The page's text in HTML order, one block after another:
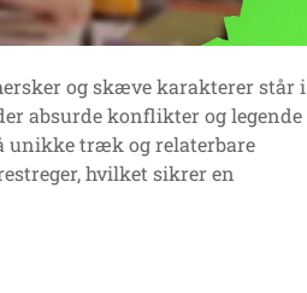
og skæve karakterer står i
absurde konflikter og legende
unikke træk og relaterbare
hvilket sikrer en